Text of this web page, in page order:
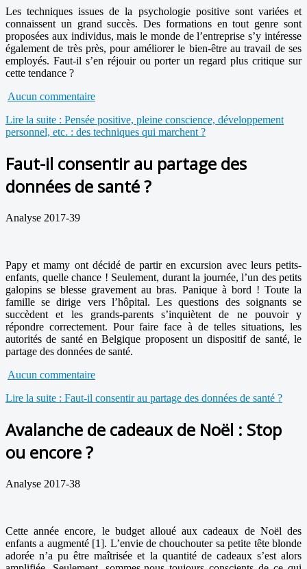
Les techniques issues de la psychologie positive sont variées et
connaissent un grand succès. Des formations en tout genre sont
proposées aux individus, mais le monde de l’entreprise s’y intéresse
également de très près, pour améliorer le bien-être au travail de ses
employés. Faut-il s’en réjouir ou porter un regard plus critique sur
cette tendance ?
Aucun commentaire
Lire la suite : Pensée positive, pleine conscience, développement
personnel, etc. : des techniques qui marchent ?
Faut-il consentir au partage des
données de santé ?
Analyse 2017-39
Papy et mamy ont décidé de partir en excursion avec leurs petits-
enfants, quelle chance ! Seulement, durant la journée, l’un des petits
galopins se blesse gravement au bras. Panique à bord ! Toute la
famille se dirige vers l’hôpital. Les questions des soignants se
succèdent et les grands-parents s’inquiètent de ne pouvoir y
répondre correctement. Pour faire face à de telles situations, les
autorités de santé en Belgique proposent un dispositif de santé, le
partage des données de santé.
Aucun commentaire
Lire la suite : Faut-il consentir au partage des données de santé ?
Avalanche de cadeaux de Noël : Stop
ou encore ?
Analyse 2017-38
Cette année encore, le budget alloué aux cadeaux de Noël des
enfants a augmenté [1]. L’envie de chouchouter sa petite tête blonde
adorée n’a pu être maîtrisée et la quantité de cadeaux s’est alors